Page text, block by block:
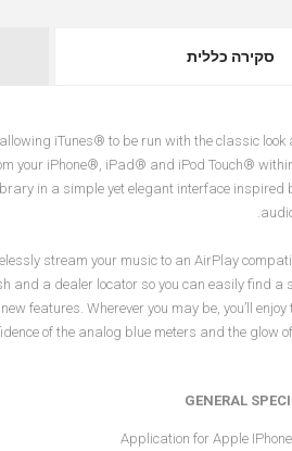
סקירה כללית
iTunes® to be run with the classic look
your iPhone®, iPad® and iPod Touch®
in a simple yet elegant interface inspired
stream your music to an AirPlay
and a dealer locator so you can easily find a
features. Wherever you may be, you’ll enjoy
of the analog blue meters and the glow
GENERAL
Application for Apple